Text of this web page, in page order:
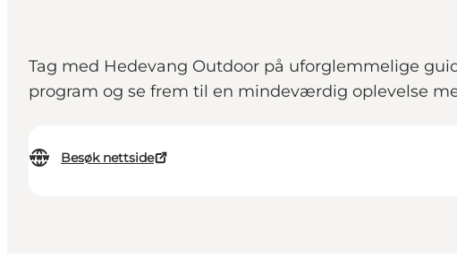
Tag med Hedevang Outdoor på uforglemmelige
program og se frem til en mindeværdig oplevelse
Besøk nettside